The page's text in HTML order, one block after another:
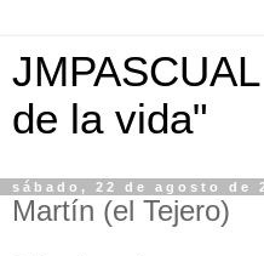
de la vida"
sábado, 22 de agosto de
Martín (el Tejero)